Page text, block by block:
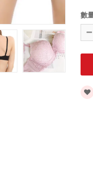
數